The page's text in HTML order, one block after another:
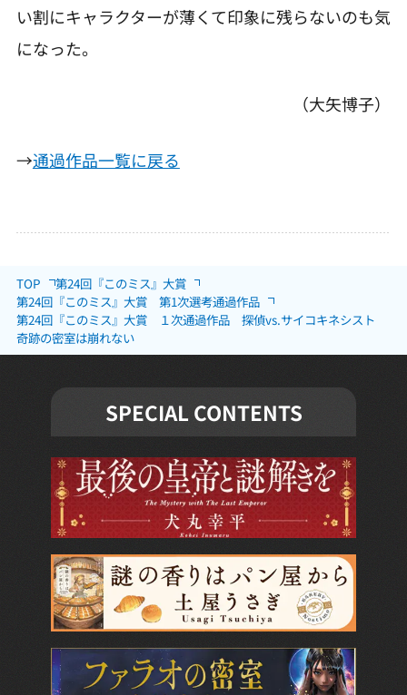
TOP
第24回『このミス』大賞
第24回『このミス』大賞 第1次選考通過作品
第24回『このミス』大賞 １次通過作品 探偵vs.サイコキネシスト
奇跡の密室は崩れない
い割にキャラクターが薄くて印象に残らないのも気
になった。
（大矢博子）
→通過作品一覧に戻る
SPECIAL CONTENTS